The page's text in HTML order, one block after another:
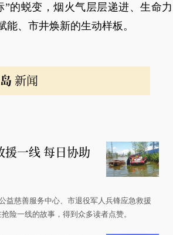
的蜕变，烟火气层层递进、生命力
、市井焕新的生动样板。
新闻
一线 每日协助
益慈善服务中心、市退役军人兵锋应急救援
险一线的故事，得到众多读者点赞。